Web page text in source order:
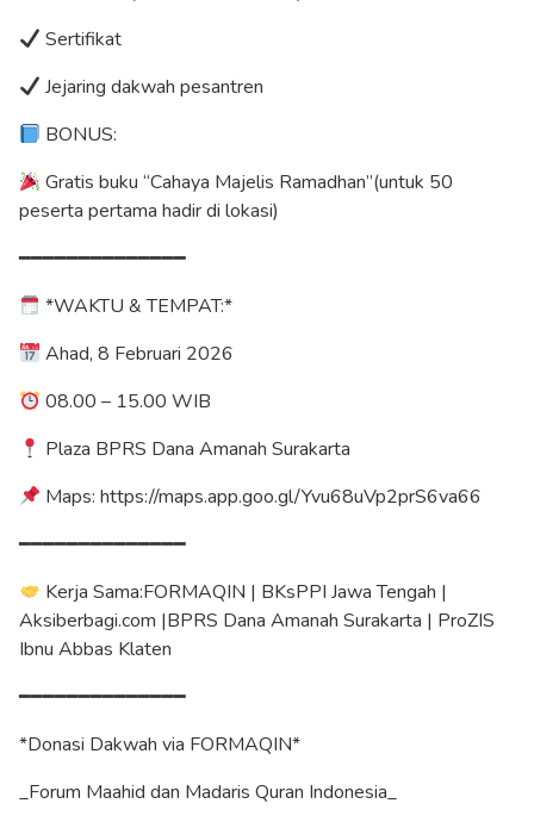
Sertifikat
Jejaring dakwah pesantren
BONUS:
Gratis buku “Cahaya Majelis Ramadhan”(untuk 50
peserta pertama hadir di lokasi)
━━━━━━━━━━━━━━
*WAKTU & TEMPAT:*
Ahad, 8 Februari 2026
08.00 – 15.00 WIB
Plaza BPRS Dana Amanah Surakarta
Maps: https://maps.app.goo.gl/Yvu68uVp2prS6va66
━━━━━━━━━━━━━━
Kerja Sama:FORMAQIN | BKsPPI Jawa Tengah |
Aksiberbagi.com |BPRS Dana Amanah Surakarta | ProZIS
Ibnu Abbas Klaten
━━━━━━━━━━━━━━
*Donasi Dakwah via FORMAQIN*
_Forum Maahid dan Madaris Quran Indonesia_